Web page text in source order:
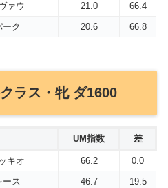
ァウ 21.0
66.4
ク 20.6 66.8
ラス・牝 ダ1600
UM指数 差
キオ 66.2
0.0
ース 46.7
19.5